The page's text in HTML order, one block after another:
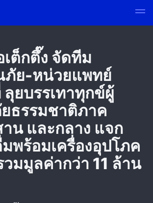
ต็กตึ๊ง จัดทีม
ภัย-หน่วยแพทย์
ลุยบรรเทาทุกข์ผู้
ธรรมชาติภาค
าน และกลาง แจก
พร้อมเครื่องอุปโภค
มมูลค่ากว่า 11 ล้าน